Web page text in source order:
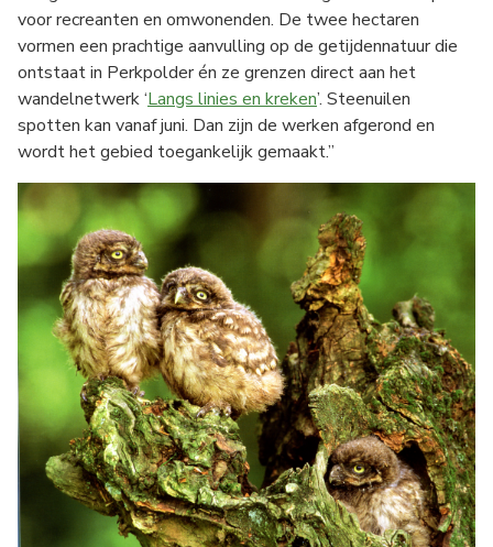
voor recreanten en omwonenden. De twee hectaren
vormen een prachtige aanvulling op de getijdennatuur die
ontstaat in Perkpolder én ze grenzen direct aan het
wandelnetwerk ‘Langs linies en kreken’. Steenuilen
spotten kan vanaf juni. Dan zijn de werken afgerond en
wordt het gebied toegankelijk gemaakt.”